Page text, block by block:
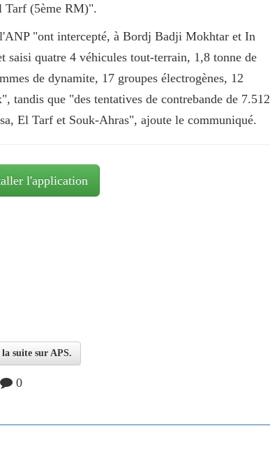
Tarf (5ème RM)".
"ont intercepté, à Bordj Badji Mokhtar et In
quatre 4 véhicules tout-terrain, 1,8 tonne de
de dynamite, 17 groupes électrogènes, 12
tandis que "des tentatives de contrebande de 7.512
El Tarf et Souk-Ahras", ajoute le communiqué.
l'application
suite sur APS.
0